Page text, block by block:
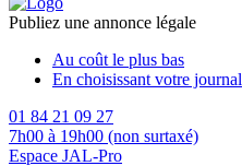
Publiez une annonce légale
Au coût le plus bas
En choisissant votre journal
01 84 21 09 27
7h00 à 19h00 (non surtaxé)
Espace JAL-Pro